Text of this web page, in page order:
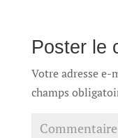
Poster le
Votre adresse e-
champs